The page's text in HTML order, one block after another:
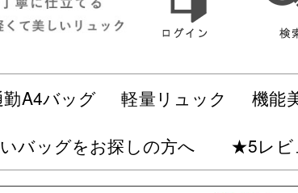
勤A4バッグ 軽量リュック 機能
バッグをお探しの方へ ★5レビ